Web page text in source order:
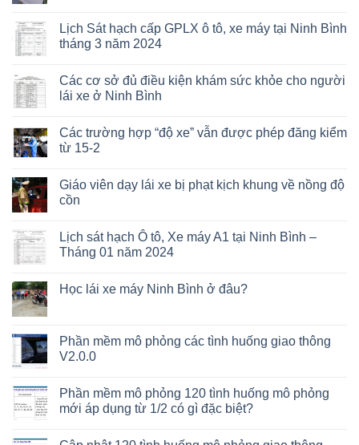
Lịch Sát hạch cấp GPLX ô tô, xe máy tại Ninh Bình
tháng 3 năm 2024
Các cơ sở đủ điều kiện khám sức khỏe cho người
lái xe ở Ninh Bình
Các trường hợp “độ xe” vẫn được phép đăng kiểm
từ 15-2
Giáo viên dạy lái xe bị phạt kịch khung về nồng độ
cồn
Lịch sát hạch Ô tô, Xe máy A1 tại Ninh Bình –
Tháng 01 năm 2024
Học lái xe máy Ninh Bình ở đâu?
Phần mềm mô phỏng các tình huống giao thông
V2.0.0
Phần mềm mô phỏng 120 tình huống mô phỏng
mới áp dụng từ 1/2 có gì đặc biệt?